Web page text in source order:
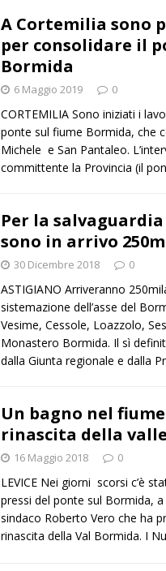
A Cortemilia sono
per consolidare il
Bormida
6 Maggio 2019 0
CORTEMILIA Sono iniziati i
ponte sul fiume Bormida, che
Michele e San Pantaleo.
committente la Provincia (il
Per la
sono in arrivo
30 Dicembre 2018 0
ASTIGIANO Arriveranno
sistemazione dell’asse del
Vesime, Cessole, Loazzolo,
Monastero Bormida. Il sì
dalla Giunta regionale e dalla
Un bagno nel
rinascita della valle
16 Maggio 2018 0
LEVICE Nei giorni scorsi c’è
pressi del ponte sul Bormida,
sindaco Roberto Vero che ha
rinascita della Val Bormida. I